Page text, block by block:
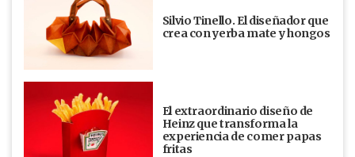
Silvio Tinello. El diseñador que
crea con yerba mate y hongos
El extraordinario diseño de
Heinz que transforma la
experiencia de comer papas
fritas